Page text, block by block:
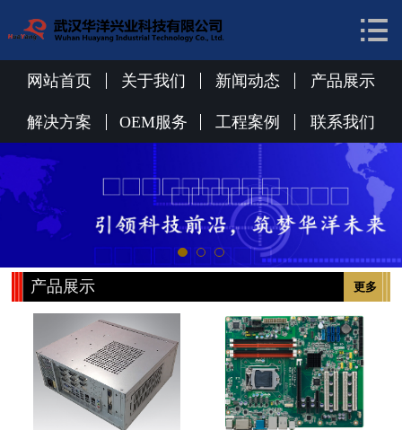
关于我们
新闻动态
解决方案
OEM服务
工程案例
联系我们

网站首页 关于我们 新闻动态 产品展示
解决方案 OEM服务 工程案例 联系我们
更多
产品展示